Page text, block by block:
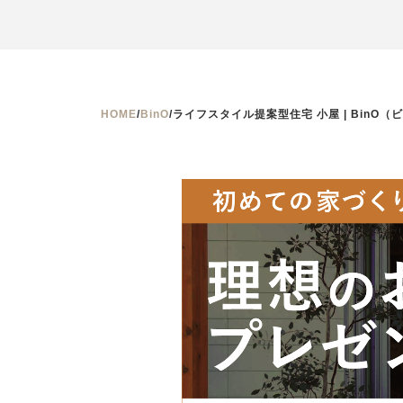
HOME/BinO/ライフスタイル提案型住宅 小屋 | BinO（